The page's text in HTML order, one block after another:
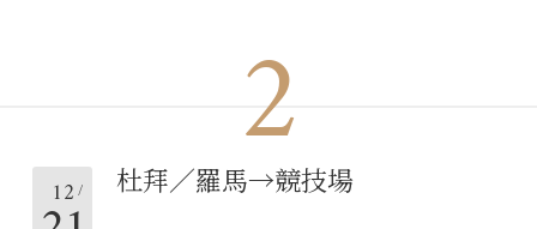
2
12 杜拜／羅馬→競技場